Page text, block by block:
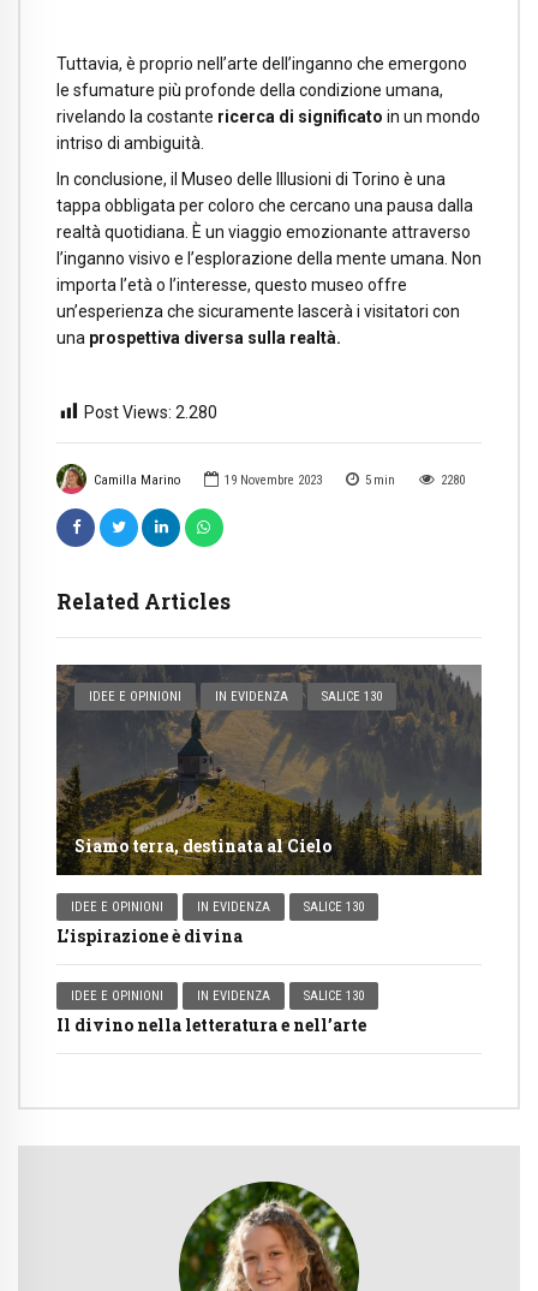
Camilla Marino 19 Novembre 2023 5 min 2280
Related Articles
IDEE E OPINIONI IN EVIDENZA SALICE 130
Siamo terra, destinata al Cielo
IDEE E OPINIONI IN EVIDENZA SALICE 130
L’ispirazione è divina
IDEE E OPINIONI IN EVIDENZA SALICE 130
Il divino nella letteratura e nell’arte
Tuttavia, è proprio nell’arte dell’inganno che emergono
le sfumature più profonde della condizione umana,
rivelando la costante ricerca di significato in un mondo
intriso di ambiguità.
In conclusione, il Museo delle Illusioni di Torino è una
tappa obbligata per coloro che cercano una pausa dalla
realtà quotidiana. È un viaggio emozionante attraverso
l’inganno visivo e l’esplorazione della mente umana. Non
importa l’età o l’interesse, questo museo offre
un’esperienza che sicuramente lascerà i visitatori con
una prospettiva diversa sulla realtà.
Post Views: 2.280